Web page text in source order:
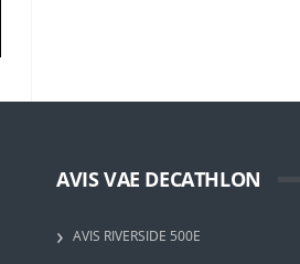
AVIS VAE DECATHLON
AVIS RIVERSIDE 500E